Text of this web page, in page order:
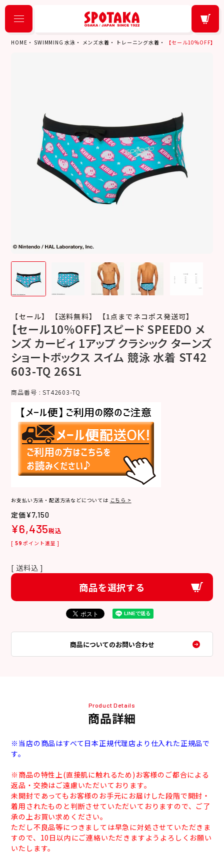
HOME SWIMMING 水泳 メンズ水着 トレーニング水着 【セール10%OFF】
【セール】 【送料無料】 【1点までネコポス発送可】
【セール10%OFF】スピード SPEEDO メ
ンズ カービィ 1アップ クラシック ターンズ
ショートボックス スイム 競泳 水着 ST42
603-TQ 26S1
商品番号 ST42603-TQ
お支払い方法・配送方法などについては こちら >
¥7,150
¥6,435税込
[ 59 ポイント進呈 ]
送料込
商品を選択する
商品についてのお問い合わせ
Product Details
商品詳細
※当店の商品はすべて日本正規代理店より仕入れた正規品で
す。
※商品の特性上(直接肌に触れるため)お客様のご都合による
返品・交換はご遠慮いただいております。
未開封であってもお客様のお手元にお届けした段階で開封・
着用されたものと判断させていただいておりますので、ご了
承の上お買い求めください。
ただし不良品等につきましては早急に対処させていただきま
すので、10日以内にご連絡いただきますようよろしくお願い
いたします。